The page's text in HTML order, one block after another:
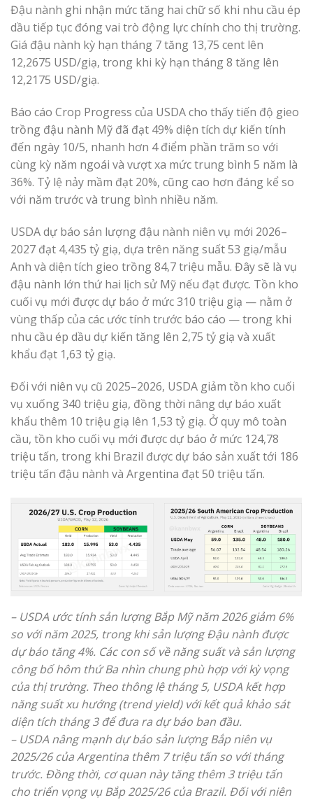
Đậu nành ghi nhận mức tăng hai chữ số khi nhu cầu ép
dầu tiếp tục đóng vai trò động lực chính cho thị trường.
Giá đậu nành kỳ hạn tháng 7 tăng 13,75 cent lên
12,2675 USD/giạ, trong khi kỳ hạn tháng 8 tăng lên
12,2175 USD/giạ.
Báo cáo Crop Progress của USDA cho thấy tiến độ gieo
trồng đậu nành Mỹ đã đạt 49% diện tích dự kiến tính
đến ngày 10/5, nhanh hơn 4 điểm phần trăm so với
cùng kỳ năm ngoái và vượt xa mức trung bình 5 năm là
36%. Tỷ lệ nảy mầm đạt 20%, cũng cao hơn đáng kể so
với năm trước và trung bình nhiều năm.
USDA dự báo sản lượng đậu nành niên vụ mới 2026–
2027 đạt 4,435 tỷ giạ, dựa trên năng suất 53 giạ/mẫu
Anh và diện tích gieo trồng 84,7 triệu mẫu. Đây sẽ là vụ
đậu nành lớn thứ hai lịch sử Mỹ nếu đạt được. Tồn kho
cuối vụ mới được dự báo ở mức 310 triệu giạ — nằm ở
vùng thấp của các ước tính trước báo cáo — trong khi
nhu cầu ép dầu dự kiến tăng lên 2,75 tỷ giạ và xuất
khẩu đạt 1,63 tỷ giạ.
Đối với niên vụ cũ 2025–2026, USDA giảm tồn kho cuối
vụ xuống 340 triệu giạ, đồng thời nâng dự báo xuất
khẩu thêm 10 triệu giạ lên 1,53 tỷ giạ. Ở quy mô toàn
cầu, tồn kho cuối vụ mới được dự báo ở mức 124,78
triệu tấn, trong khi Brazil được dự báo sản xuất tới 186
triệu tấn đậu nành và Argentina đạt 50 triệu tấn.
– USDA ước tính sản lượng Bắp Mỹ năm 2026 giảm 6%
so với năm 2025, trong khi sản lượng Đậu nành được
dự báo tăng 4%. Các con số về năng suất và sản lượng
công bố hôm thứ Ba nhìn chung phù hợp với kỳ vọng
của thị trường. Theo thông lệ tháng 5, USDA kết hợp
năng suất xu hướng (trend yield) với kết quả khảo sát
diện tích tháng 3 để đưa ra dự báo ban đầu.
– USDA nâng mạnh dự báo sản lượng Bắp niên vụ
2025/26 của Argentina thêm 7 triệu tấn so với tháng
trước. Đồng thời, cơ quan này tăng thêm 3 triệu tấn
cho triển vọng vụ Bắp 2025/26 của Brazil. Đối với niên